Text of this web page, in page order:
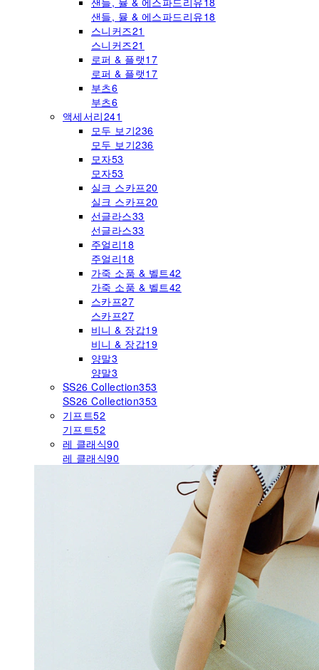
샌들, 뮬 & 에스파드리유18
스니커즈21
스니커즈21
로퍼 & 플랫17
로퍼 & 플랫17
부츠6
부츠6
액세서리241
모두 보기236
모두 보기236
모자53
모자53
실크 스카프20
실크 스카프20
선글라스33
선글라스33
주얼리18
주얼리18
가죽 소품 & 벨트42
가죽 소품 & 벨트42
스카프27
스카프27
비니 & 장갑19
비니 & 장갑19
양말3
양말3
SS26 Collection353
SS26 Collection353
기프트52
기프트52
레 클래식90
레 클래식90